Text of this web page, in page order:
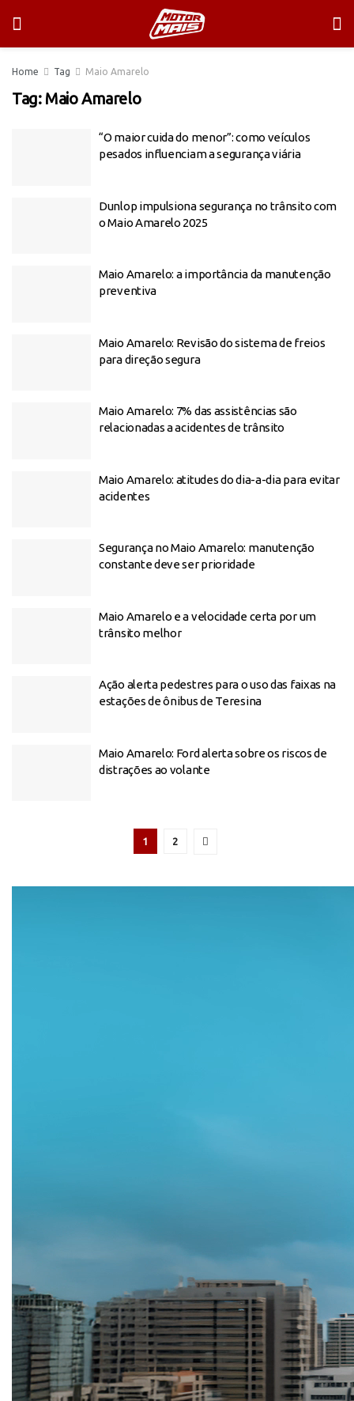
Home Tag Maio Amarelo
Tag: Maio Amarelo
“O maior cuida do menor”: como veículos
pesados influenciam a segurança viária
Dunlop impulsiona segurança no trânsito com
o Maio Amarelo 2025
Maio Amarelo: a importância da manutenção
preventiva
Maio Amarelo: Revisão do sistema de freios
para direção segura
Maio Amarelo: 7% das assistências são
relacionadas a acidentes de trânsito
Maio Amarelo: atitudes do dia-a-dia para evitar
acidentes
Segurança no Maio Amarelo: manutenção
constante deve ser prioridade
Maio Amarelo e a velocidade certa por um
trânsito melhor
Ação alerta pedestres para o uso das faixas na
estações de ônibus de Teresina
Maio Amarelo: Ford alerta sobre os riscos de
distrações ao volante
1 2